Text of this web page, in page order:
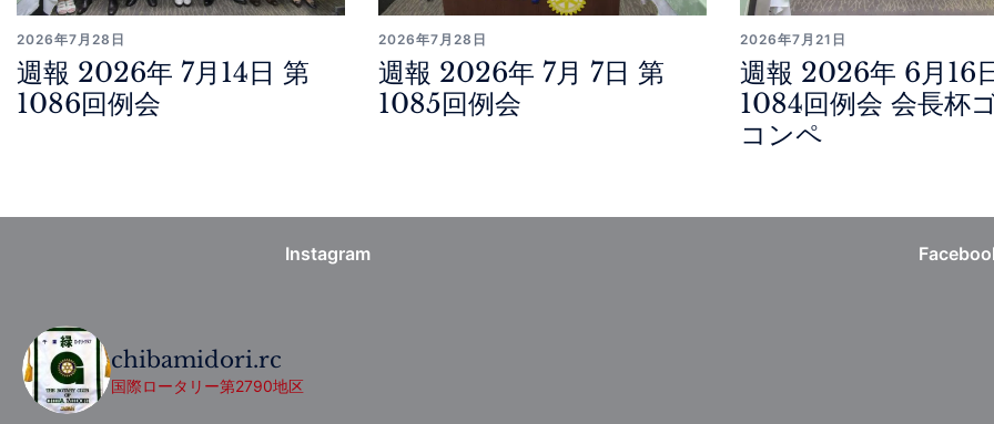
2026年7月28日
週報 2026年 7月14日 第
1086回例会
2026年7月28日
週報 2026年 7月 7日 第
1085回例会
2026年7月21日
週報 2026年 6月16
1084回例会 会長杯
コンペ
Instagram
chibamidori.rc
国際ロータリー第2790地区